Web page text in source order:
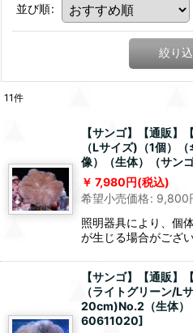
並び順:
絞り
11件
【サンゴ】【通販】
（Lサイズ)（1個）
像）（生体）（サンゴ
7,980円(税込)
希望小売価格: 9,800
照明器具により、個
が生じる場合がござ
【サンゴ】【通販】
（ライトグリーン/L
20cm)No.2（生体）
60611020]